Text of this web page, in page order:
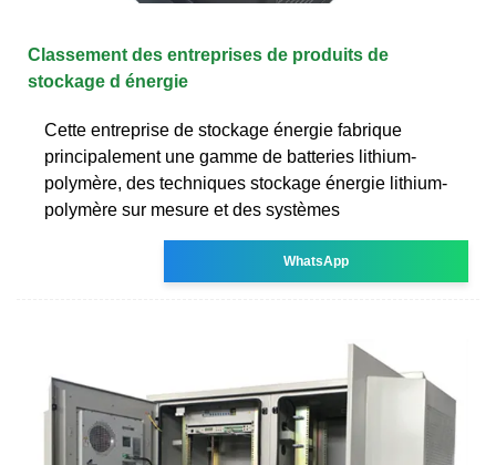
Classement des entreprises de produits de
stockage d énergie
Cette entreprise de stockage énergie fabrique
principalement une gamme de batteries lithium-
polymère, des techniques stockage énergie lithium-
polymère sur mesure et des systèmes
WhatsApp